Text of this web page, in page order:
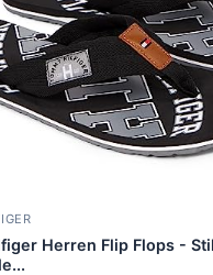
Herren Flip Flops -